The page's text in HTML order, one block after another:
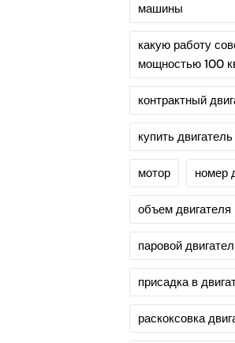
машины
какую работу
мощностью 100
контрактный
купить двигатель
мотор номер
объем двигателя
паровой
присадка в
раскоксовка